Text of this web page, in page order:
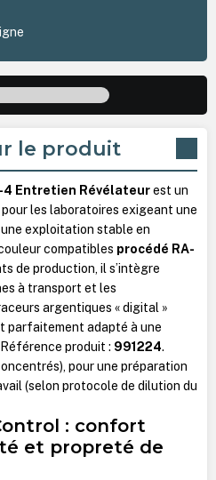
le produit
4 Entretien Révélateurest un
les laboratoires exigeant une
exploitation stable en
compatibles procédé RA-
de production, il s’intègre
à transport et les
argentiques « digital »
parfaitement adapté à une
produit : 991224.
pour une préparation
(selon protocole de dilution du
: confort
et propreté de